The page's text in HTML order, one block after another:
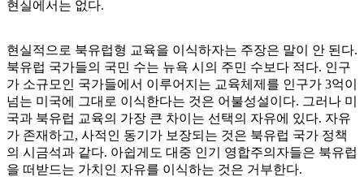
현실에서는 없다.
현실적으로 북유럽형 교육을 이식하자는 주장은 말이 안 된다.
북유럽 국가들의 국민 수는 뉴욕 시의 주민 수보다 적다. 인구
가 소규모인 국가들에서 이루어지는 교육체제를 인구가 3억이
넘는 미국에 그대로 이식한다는 것은 어불성설이다. 그러나 미
국과 북유럽 교육의 가장 큰 차이는 선택의 자유에 있다. 자유
가 존재하고, 사적인 동기가 보장되는 것은 북유럽 국가 정책
의 시금석과 같다. 아쉽게도 대중 인기 영합주의자들은 북유럽
을 떠받드는 가치인 자유를 이식하는 것은 거부한다.